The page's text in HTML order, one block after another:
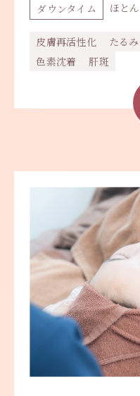
ダウンタイム ほと
皮膚再活性化 たるみ
色素沈着
肝斑